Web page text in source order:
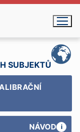
SUBJEKTŮ
NÁVOD i